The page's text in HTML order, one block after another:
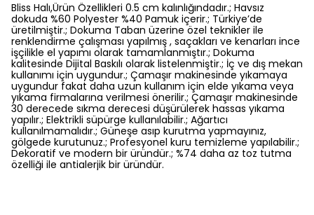
Bliss Halı,Ürün Özellikleri 0.5 cm kalınlığındadır.; Havsız
dokuda %60 Polyester %40 Pamuk içerir.; Türkiye’de
üretilmiştir.; Dokuma Taban üzerine özel teknikler ile
renklendirme çalışması yapılmış , saçakları ve kenarları ince
işçilikle el yapımı olarak tamamlanmıştır.; Dokuma
kalitesinde Dijital Baskılı olarak listelenmiştir.; İç ve dış mekan
kullanımı için uygundur.; Çamaşır makinesinde yıkamaya
uygundur fakat daha uzun kullanım için elde yıkama veya
yıkama firmalarına verilmesi önerilir.; Çamaşır makinesinde
30 derecede sıkma derecesi düşürülerek hassas yıkama
yapılır.; Elektrikli süpürge kullanılabilir.; Ağartıcı
kullanılmamalıdır.; Güneşe asıp kurutma yapmayınız,
gölgede kurutunuz.; Profesyonel kuru temizleme yapılabilir.;
Dekoratif ve modern bir üründür.; %74 daha az toz tutma
özelliği ile antialerjik bir üründür.